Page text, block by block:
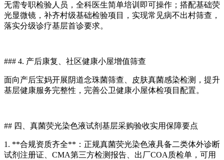
无需专职检验人员，全科医生简单培训即可操作；搭配基础荧
光显微镜，补齐村级基础检验项目，实现常见病不出村筛查，
落实分级诊疗基层首诊要求。
### 4. 产后康复、社区健康小屋增值筛查
面向产后宝妈开展阴道念珠菌筛查、皮肤真菌感染检测，提升
基层健康服务完整性，完善公卫健康小屋体检项目配置。
## 四、 真菌荧光染色液试剂 基层采购验收实用保障要点
1. **合规资质齐全**：正规真菌荧光染色液具备二类体外诊断
试剂注册证、CMA第三方检测报告、出厂COA质检单，可用